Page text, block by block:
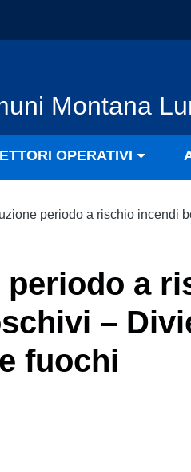
Montana
OPERATIVI
periodo a rischio incendi
a
–
fuochi